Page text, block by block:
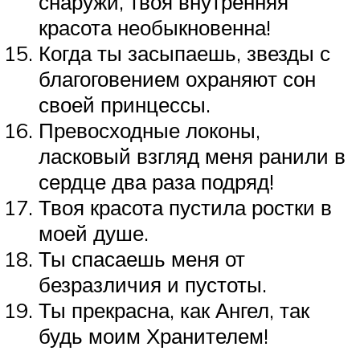
красота необыкновенна!
Когда ты засыпаешь, звезды с
благоговением охраняют сон
своей принцессы.
Превосходные локоны,
ласковый взгляд меня ранили в
сердце два раза подряд!
Твоя красота пустила ростки в
моей душе.
Ты спасаешь меня от
безразличия и пустоты.
Ты прекрасна, как Ангел, так
будь моим Хранителем!